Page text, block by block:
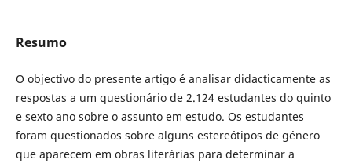
Resumo
O objectivo do presente artigo é analisar didacticamente as
respostas a um questionário de 2.124 estudantes do quinto
e sexto ano sobre o assunto em estudo. Os estudantes
foram questionados sobre alguns estereótipos de género
que aparecem em obras literárias para determinar a